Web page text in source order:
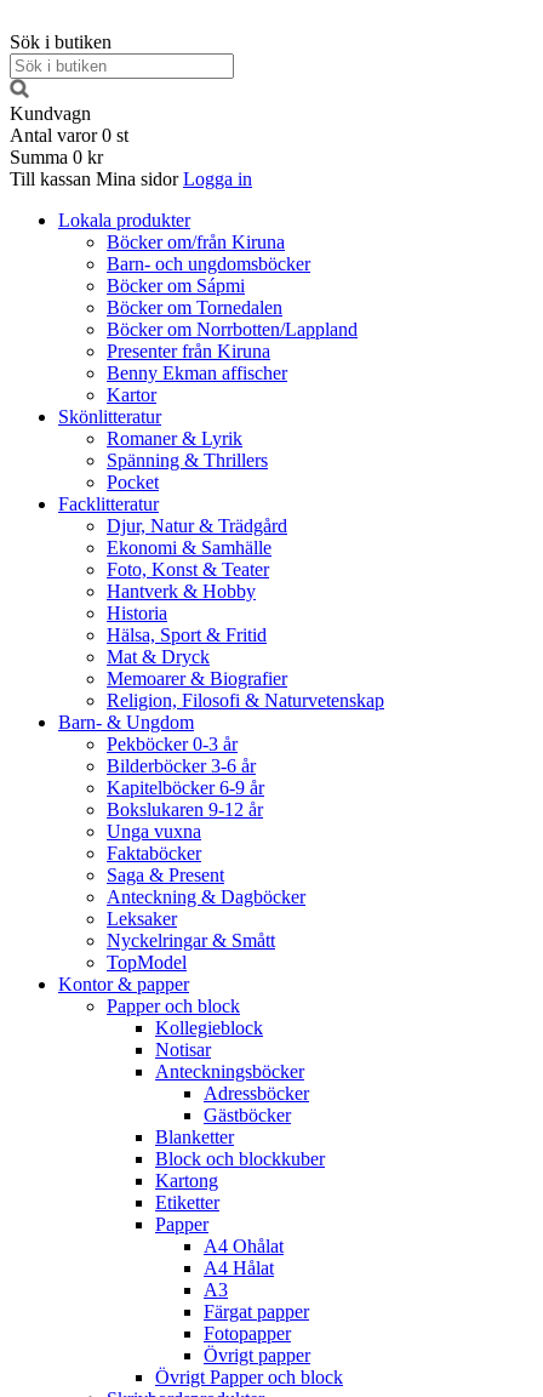
Sök i butiken
Kundvagn
Antal varor 0 st
Summa 0 kr
Till kassan Mina sidor Logga in
Lokala produkter
Böcker om/från Kiruna
Barn- och ungdomsböcker
Böcker om Sápmi
Böcker om Tornedalen
Böcker om Norrbotten/Lappland
Presenter från Kiruna
Benny Ekman affischer
Kartor
Skönlitteratur
Romaner & Lyrik
Spänning & Thrillers
Pocket
Facklitteratur
Djur, Natur & Trädgård
Ekonomi & Samhälle
Foto, Konst & Teater
Hantverk & Hobby
Historia
Hälsa, Sport & Fritid
Mat & Dryck
Memoarer & Biografier
Religion, Filosofi & Naturvetenskap
Barn- & Ungdom
Pekböcker 0-3 år
Bilderböcker 3-6 år
Kapitelböcker 6-9 år
Bokslukaren 9-12 år
Unga vuxna
Faktaböcker
Saga & Present
Anteckning & Dagböcker
Leksaker
Nyckelringar & Smått
TopModel
Kontor & papper
Papper och block
Kollegieblock
Notisar
Anteckningsböcker
Adressböcker
Gästböcker
Blanketter
Block och blockkuber
Kartong
Etiketter
Papper
A4 Ohålat
A4 Hålat
A3
Färgat papper
Fotopapper
Övrigt papper
Övrigt Papper och block